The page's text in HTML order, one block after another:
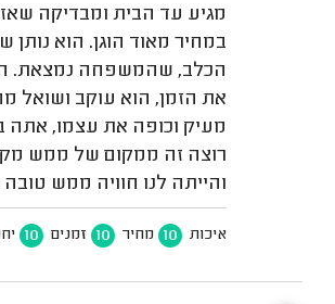
מגיע עד הבית ומבדיקה
במחיר מאוד הוגן. הוא
הכלב, שהמשפחה נמצאת.
את הזמן, הוא עוקב ושואל
מעיק וכופה את עצמו,
רוצה זה ממקום של ממש
והייתה לנו חוויה ממש טובה
איכות 10 מחיר 10 זמנים 10